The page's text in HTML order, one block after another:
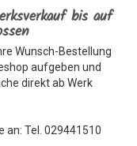
bis auf
Wunsch-Bestellung
aufgeben und
direkt ab Werk
an: Tel. 029441510